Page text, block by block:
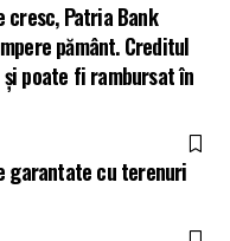
Patria Bank
pământ. Creditul
poate fi rambursat în
garantate cu terenuri